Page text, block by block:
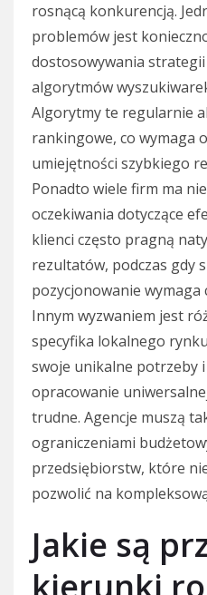
rosnącą konkurencją.
problemów jest
dostosowywania
algorytmów
Algorytmy te regularnie
rankingowe, co wymaga
umiejętności szybkiego
Ponadto wiele firm ma
oczekiwania dotyczące
klienci często pragną
rezultatów, podczas gdy
pozycjonowanie wymaga
Innym wyzwaniem jest
specyfika lokalnego
swoje unikalne potrzeby i
opracowanie
trudne. Agencje muszą
ograniczeniami
przedsiębiorstw, które
pozwolić na
Jakie są